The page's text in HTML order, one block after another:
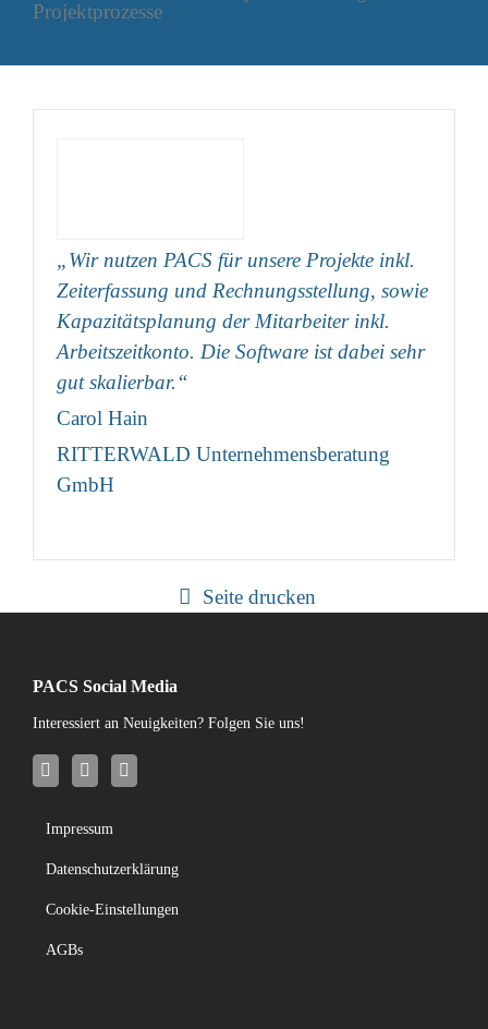
„Wir nutzen PACS für unsere Projekte inkl.
Zeiterfassung und Rechnungsstellung, sowie
Kapazitätsplanung der Mitarbeiter inkl.
Arbeitszeitkonto. Die Software ist dabei sehr
gut skalierbar.“
Carol Hain
RITTERWALD Unternehmensberatung
GmbH
Seite drucken
PACS Social Media
Interessiert an Neuigkeiten? Folgen Sie uns!
Impressum
Datenschutzerklärung
Cookie-Einstellungen
AGBs